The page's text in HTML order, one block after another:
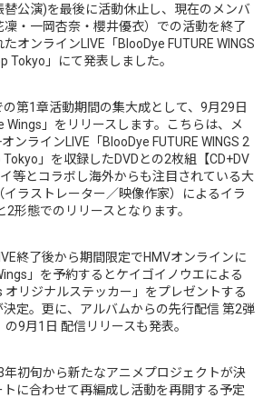
公演)を最後に活動休止し、現在のメンバ
・一岡杏奈・櫻井優衣）での活動を終了
オンラインLIVE「BlooDye FUTURE WINGS
Tokyo」にて発表しました。
第1章活動期間の集大成として、9月29日
Wings」をリリースします。こちらは、メ
ンラインLIVE「BlooDye FUTURE WINGS 2
Tokyo」を収録したDVDとの2枚組【CD+DV
等とコラボし海外からも注目されている大
ラストレーター／映像作家）によるイラ
2形態でのリリースとなります。
終了後から期間限定でHMVオンラインに
」を予約するとケイゴイノウエによる
オリジナルステッカー」をプレゼントする
定。更に、アルバムからの先行配信 第2弾
9月1日 配信リリースも発表。
初旬から新たなアニメプロジェクトが決
に合わせて再編成し活動を再開する予定